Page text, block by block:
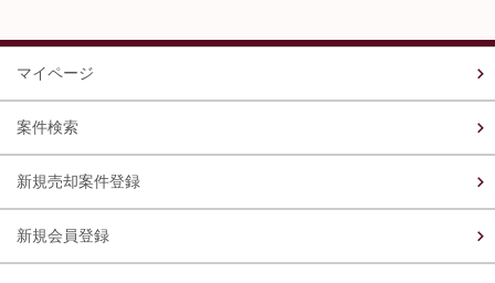
マイページ
案件検索
新規売却案件登録
新規会員登録